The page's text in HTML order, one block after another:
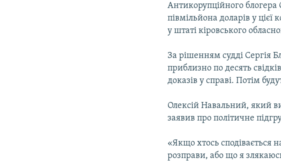
Антикорупційного
півмільйона доларів у
у штаті кіровського
За рішенням судді Сергія
приблизно по десять
доказів у справі. Потім
Олексій Навальний, який
заявив про політичне
«Якщо хтось сподівається
розправи, або що я